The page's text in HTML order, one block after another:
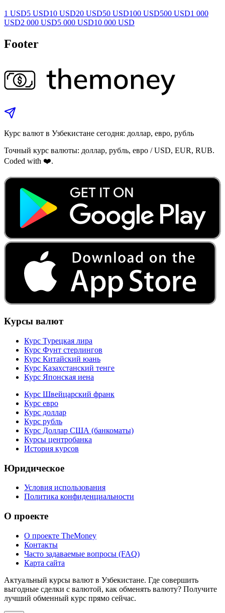
1 USD5 USD10 USD20 USD50 USD100 USD500 USD1 000
USD2 000 USD5 000 USD10 000 USD
Footer
Курс валют в Узбекистане сегодня: доллар, евро, рубль
Точный курс валюты: доллар, рубль, евро / USD, EUR, RUB.
Coded with ❤️.
Курсы валют
Курс Турецкая лира
Курс Фунт стерлингов
Курс Китайский юань
Курс Казахстанский тенге
Курс Японская иена
Курс Швейцарский франк
Курс евро
Курс доллар
Курс рубль
Курс Доллар США (банкоматы)
Курсы центробанка
История курсов
Юридическое
Условия использования
Политика конфиденциальности
О проекте
О проекте TheMoney
Контакты
Часто задаваемые вопросы (FAQ)
Карта сайта
Актуальный курсы валют в Узбекистане. Где совершить
выгодные сделки с валютой, как обменять валюту? Получите
лучший обменный курс прямо сейчас.